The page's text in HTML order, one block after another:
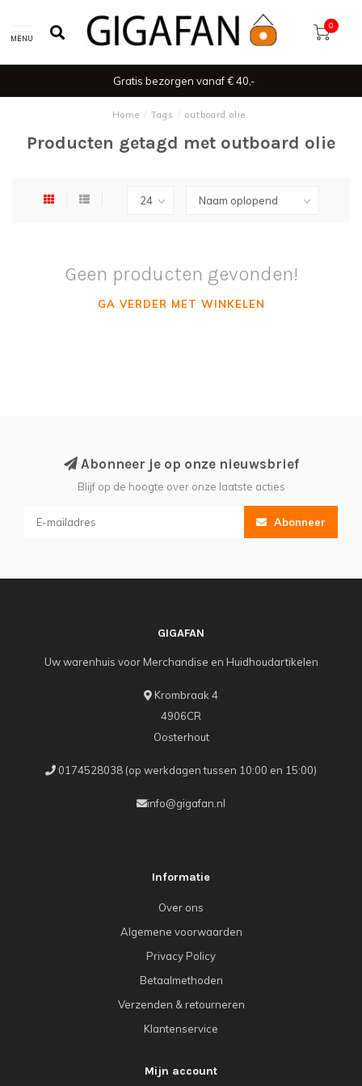
MENU
0
Gratis bezorgen vanaf € 40,-
Home / Tags / outboard olie
Producten getagd met outboard olie
Geen producten gevonden!
GA VERDER MET WINKELEN
Abonneer je op onze nieuwsbrief
Blijf op de hoogte over onze laatste acties
Abonneer
GIGAFAN
Uw warenhuis voor Merchandise en Huidhoudartikelen
Krombraak 4
4906CR
Oosterhout
0174528038 (op werkdagen tussen 10:00 en 15:00)
info@gigafan.nl
Informatie
Over ons
Algemene voorwaarden
Privacy Policy
Betaalmethoden
Verzenden & retourneren
Klantenservice
Mijn account